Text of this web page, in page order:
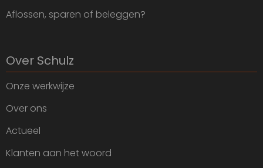
Aflossen, sparen of beleggen?
Over Schulz
Onze werkwijze
Over ons
Actueel
Klanten aan het woord